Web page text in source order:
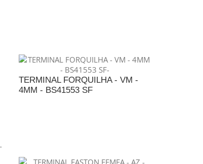
TERMINAL FORQUILHA - VM -
4MM - BS41553 SF